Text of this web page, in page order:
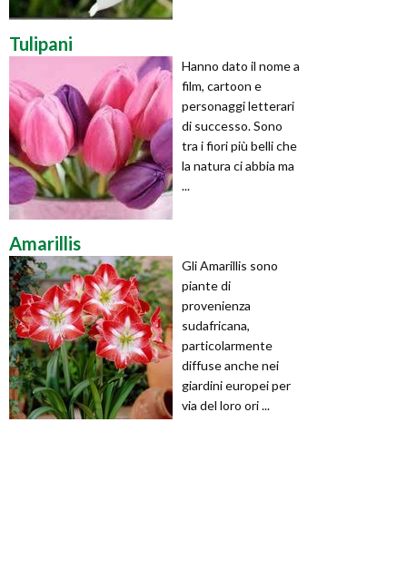
Tulipani
Hanno dato il nome a
film, cartoon e
personaggi letterari
di successo. Sono
tra i fiori più belli che
la natura ci abbia ma
...
Amarillis
Gli Amarillis sono
piante di
provenienza
sudafricana,
particolarmente
diffuse anche nei
giardini europei per
via del loro ori ...